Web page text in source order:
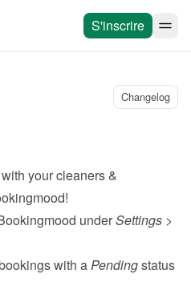
S'inscrire
Changelog
your cleaners &
under Settings
with a Pending status